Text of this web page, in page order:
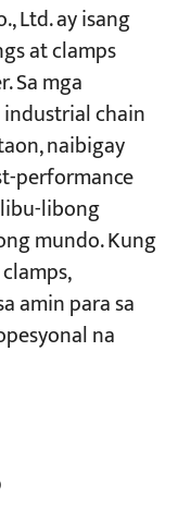
Ltd. ay isang
at clamps
Sa mga
chain
naibigay
performance
libong
mundo. Kung
amin para sa
na